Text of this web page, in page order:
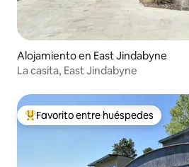
Alojamiento en East Jindabyne
La casita, East Jindabyne
Favorito entre huéspedes preferido
Favorito entre huéspedes